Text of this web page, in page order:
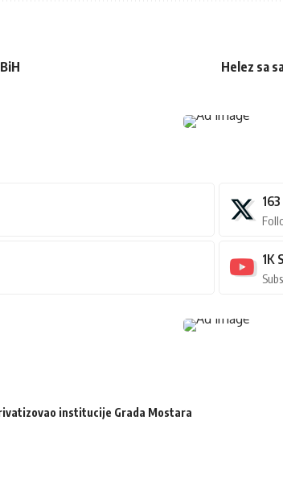
Helez sa
163
1K
institucije Grada Mostara